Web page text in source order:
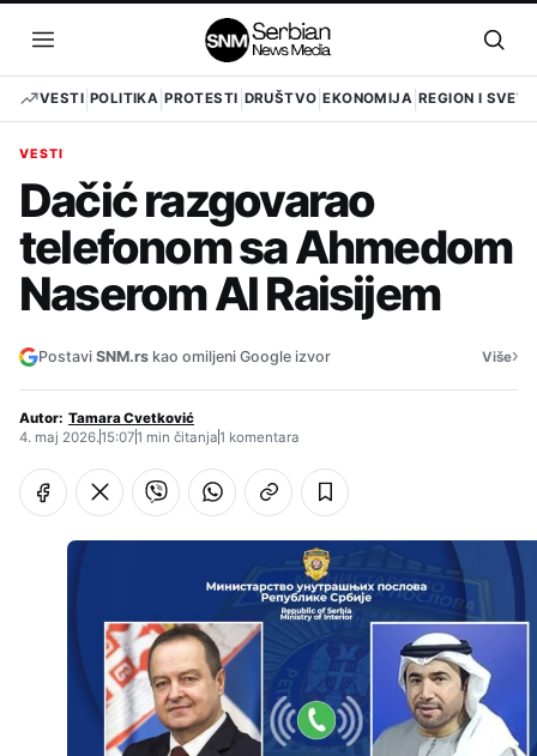
sadržaj
Otvori
meni
VESTI POLITIKA PROTESTI DRUŠTVO EKONOMIJA REGION I SVET
VESTI
Dačić razgovarao
telefonom sa Ahmedom
Naserom Al Raisijem
Postavi SNM.rs kao omiljeni Google izvor Više›
Autor: Tamara Cvetković
4. maj 2026.15:071 min čitanja1 komentara